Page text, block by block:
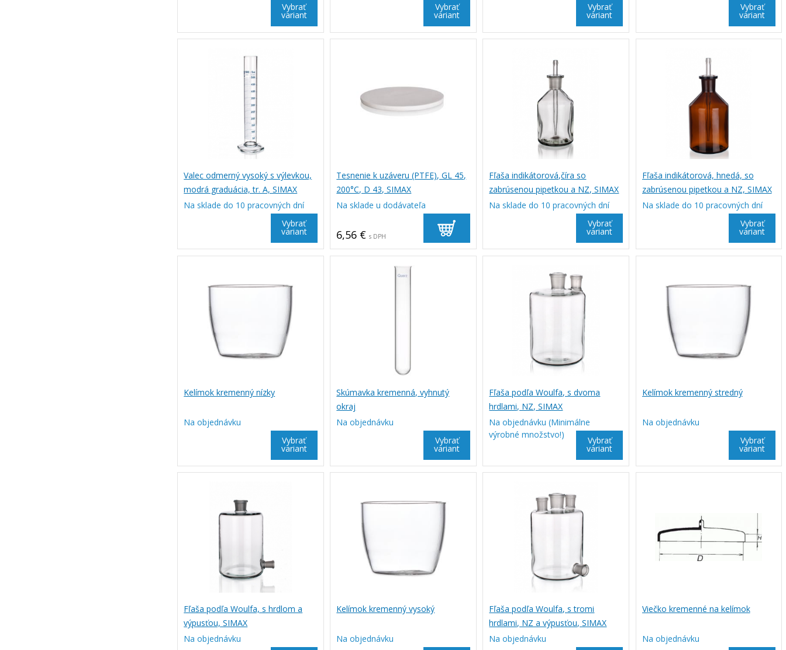
Vybrať
variant
Vybrať
variant
Vybrať
variant
Vybrať
variant
Valec odmerný vysoký s výlevkou,
modrá graduácia, tr. A, SIMAX
Na sklade do 10 pracovných dní
Vybrať
variant
Tesnenie k uzáveru (PTFE), GL 45,
200°C, D 43, SIMAX
Na sklade u dodávateľa
6,56 € s DPH
Fľaša indikátorová,číra so
zabrúsenou pipetkou a NZ, SIMAX
Na sklade do 10 pracovných dní
Vybrať
variant
Fľaša indikátorová, hnedá, so
zabrúsenou pipetkou a NZ, SIMAX
Na sklade do 10 pracovných dní
Vybrať
variant
Kelímok kremenný nízky
Na objednávku
Vybrať
variant
Skúmavka kremenná, vyhnutý
okraj
Na objednávku
Vybrať
variant
Fľaša podľa Woulfa, s dvoma
hrdlami, NZ, SIMAX
Na objednávku (Minimálne
výrobné množstvo!)
Vybrať
variant
Kelímok kremenný stredný
Na objednávku
Vybrať
variant
Fľaša podľa Woulfa, s hrdlom a
výpusťou, SIMAX
Na objednávku
Kelímok kremenný vysoký
Na objednávku
Fľaša podľa Woulfa, s tromi
hrdlami, NZ a výpusťou, SIMAX
Na objednávku
Viečko kremenné na kelímok
Na objednávku